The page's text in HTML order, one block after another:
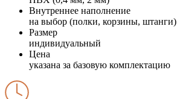
Внутреннее наполнение
на выбор (полки, корзины, штанги)
Размер
индивидуальный
Цена
указана за базовую комплектацию